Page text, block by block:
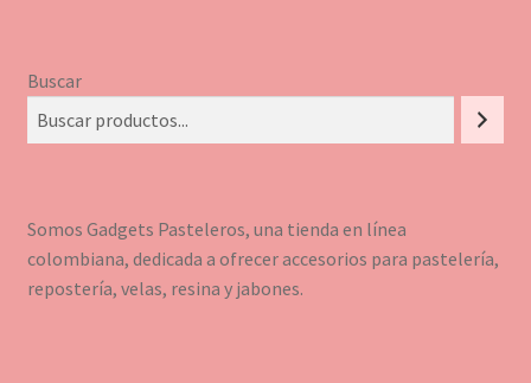
Buscar
Somos Gadgets Pasteleros, una tienda en línea
colombiana, dedicada a ofrecer accesorios para pastelería,
repostería, velas, resina y jabones.